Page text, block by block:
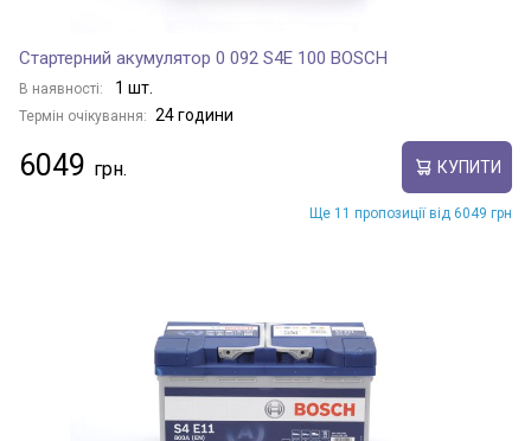
Стартерний акумулятор 0 092 S4E 100 BOSCH
В наявності: 1 шт.
Термін очікування: 24 години
6049 КУПИТИ
Ще 11 пропозиції від 6049 грн